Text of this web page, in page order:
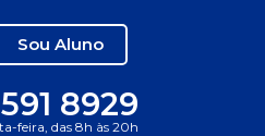
Sou Aluno
8929
feira, das 8h às 20h